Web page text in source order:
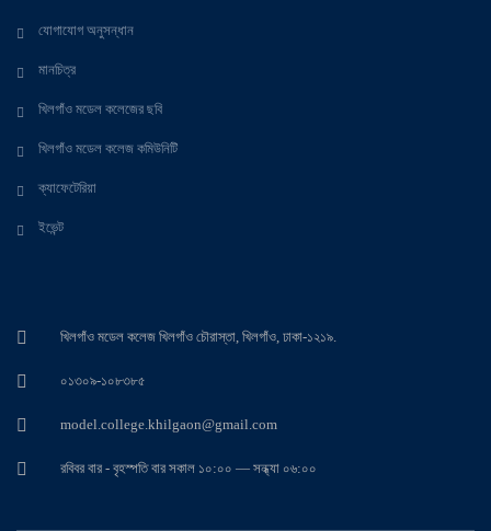
যোগাযোগ অনুসন্ধান
মানচিত্র
খিলগাঁও মডেল কলেজের ছবি
খিলগাঁও মডেল কলেজ কমিউনিটি
ক্যাফেটেরিয়া
ইভেন্ট
খিলগাঁও মডেল কলেজ খিলগাঁও চৌরাস্তা, খিলগাঁও, ঢাকা-১২১৯.
০১৩০৯-১০৮৩৮৫
model.college.khilgaon@gmail.com
রবিবর বার - বৃহস্পতি বার সকাল ১০:০০ — সন্ধ্যা ০৬:০০